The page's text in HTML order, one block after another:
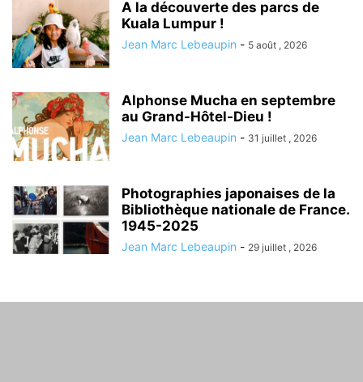
A la découverte des parcs de
Kuala Lumpur !
Jean Marc Lebeaupin - 5 août , 2026
Alphonse Mucha en septembre
au Grand-Hôtel-Dieu !
Jean Marc Lebeaupin - 31 juillet , 2026
Photographies japonaises de la
Bibliothèque nationale de France.
1945-2025
Jean Marc Lebeaupin - 29 juillet , 2026